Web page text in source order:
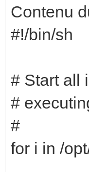
Contenu
#!/bin/sh
# Start all
#
#
for i in /